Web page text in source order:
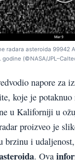
radara asteroida 99942
godine (©NASA/
napore za
koje je potaknuo
u Kaliforniji u
proizveo je
brzinu i udaljenost,
. Ova